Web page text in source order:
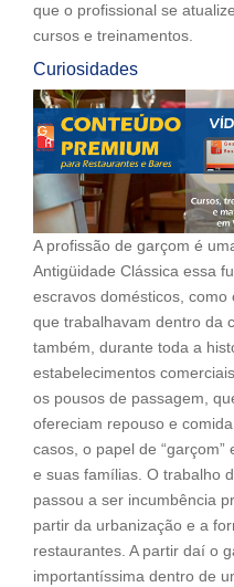
que o profissional se
cursos e treinamentos.
Curiosidades
A profissão de garçom é
Antigüidade Clássica essa
escravos domésticos,
que trabalhavam dentro da
também, durante toda a
estabelecimentos
os pousos de passagem,
ofereciam repouso e
casos, o papel de
e suas famílias. O trabalho
passou a ser incumbência
partir da urbanização e a
restaurantes. A partir daí o
importantíssima dentro de